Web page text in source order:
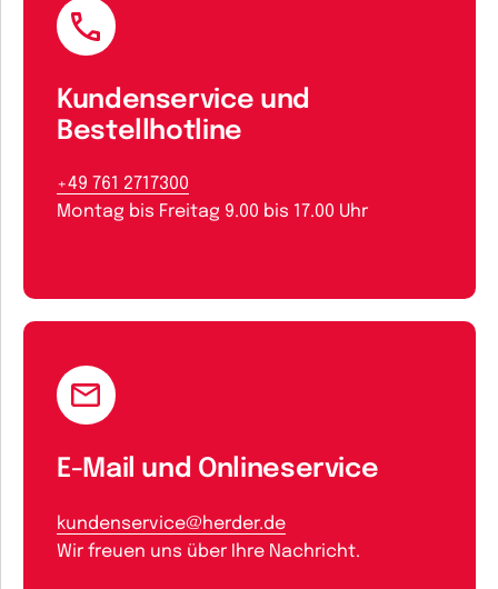
Kundenservice und
Bestellhotline
+49 761 2717300
Montag bis Freitag 9.00 bis 17.00 Uhr
E-Mail und Onlineservice
kundenservice@herder.de
Wir freuen uns über Ihre Nachricht.